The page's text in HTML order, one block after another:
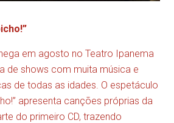
em agosto no Teatro Ipanema
de shows com muita música e
de todas as idades. O espetáculo
apresenta canções próprias da
do primeiro CD, trazendo